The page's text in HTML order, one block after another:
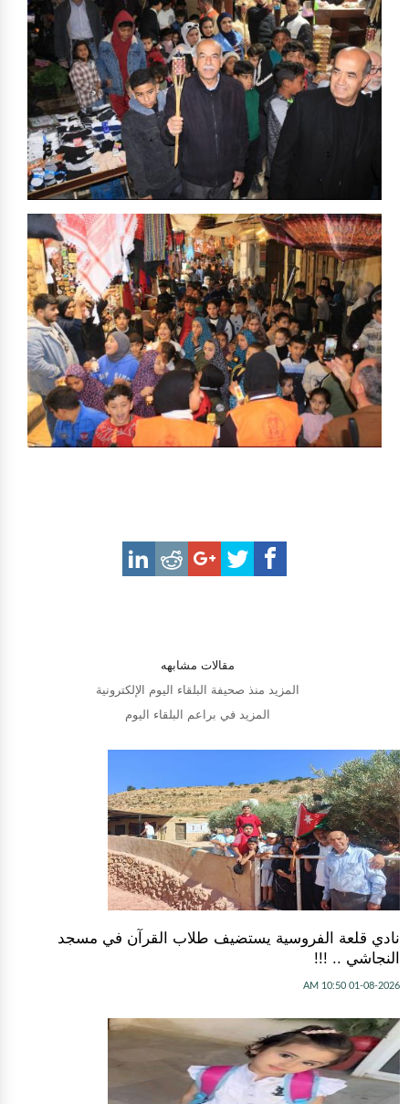
مقالات مشابهه
المزيد منذ صحيفة البلقاء اليوم الإلكترونية
المزيد في براعم البلقاء اليوم
نادي قلعة الفروسية يستضيف طلاب القرآن في مسجد
النجاشي .. !!!
01-08-2026 10:50 AM